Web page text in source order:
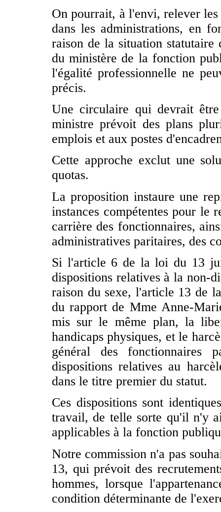
On pourrait, à l'envi, relever
dans les administrations, en
raison de la situation statutaire
du ministère de la fonction
l'égalité professionnelle ne
précis.
Une circulaire qui devrait
ministre prévoit des plans
emplois et aux postes
Cette approche exclut une
quotas.
La proposition instaure une
instances compétentes pour le
carrière des fonctionnaires,
administratives paritaires, des
Si l'article 6 de la loi du 13
dispositions relatives à la non-
raison du sexe, l'article 13 de
du rapport de Mme Anne-
mis sur le même plan, la
handicaps physiques, et le
général des
dispositions relatives au
dans le titre premier du statut.
Ces dispositions sont
travail, de telle sorte qu'il n'y
applicables à la fonction
Notre commission n'a pas
13, qui prévoit des
hommes, lorsque
condition déterminante de